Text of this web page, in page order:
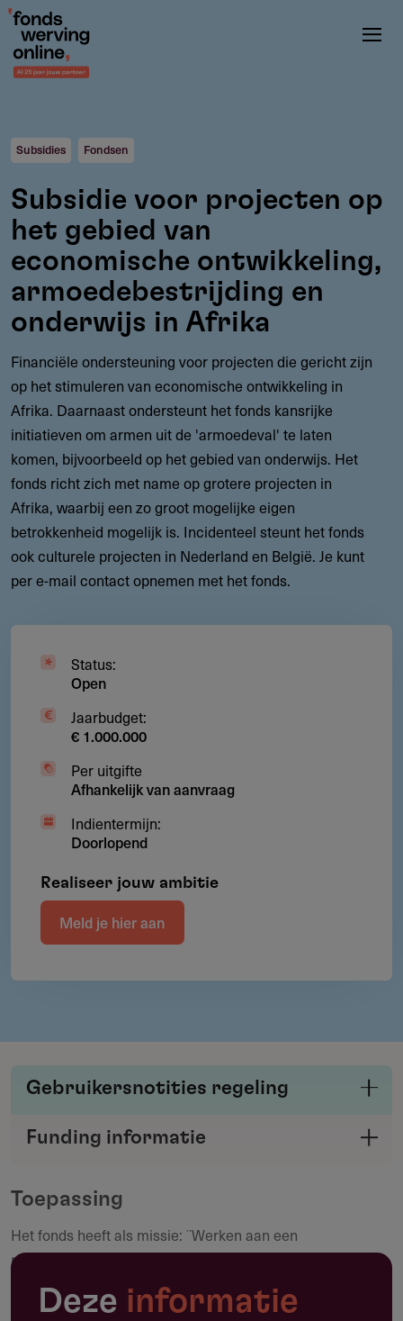
Overslaan
naar
de
gaan
Subsidies Fondsen
Subsidie voor projecten op
het gebied van
economische ontwikkeling,
armoedebestrijding en
onderwijs in Afrika
Financiële ondersteuning voor projecten die gericht zijn
op het stimuleren van economische ontwikkeling in
Afrika. Daarnaast ondersteunt het fonds kansrijke
initiatieven om armen uit de 'armoedeval' te laten
komen, bijvoorbeeld op het gebied van onderwijs. Het
fonds richt zich met name op grotere projecten in
Afrika, waarbij een zo groot mogelijke eigen
betrokkenheid mogelijk is. Incidenteel steunt het fonds
ook culturele projecten in Nederland en België. Je kunt
per e-mail contact opnemen met het fonds.
Status:
Open
Jaarbudget:
€ 1.000.000
Per uitgifte
Afhankelijk van aanvraag
Indientermijn:
Doorlopend
Realiseer jouw ambitie
Meld je hier aan
Toepassing
Het fonds heeft als missie: ¨Werken aan een
rechtvaardiger verdeling van welvaart over de mensheid
met inachtneming van een verantwoord gebruik van de
natuurlijke hulpbronnen¨.
Gebruikersnotities regeling
verstrekker met de Fondswervingonline
Maak een notitie
Funding informatie
Deze informatie